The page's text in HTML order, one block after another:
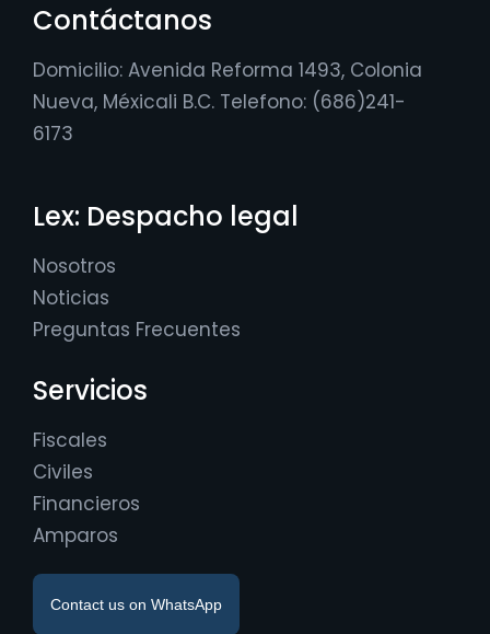
Contáctanos
Domicilio: Avenida Reforma 1493, Colonia
Nueva, Méxicali B.C. Telefono: (686)241-
6173
Lex: Despacho legal
Nosotros
Noticias
Preguntas Frecuentes
Servicios
Fiscales
Civiles
Financieros
Amparos
Contact us on WhatsApp